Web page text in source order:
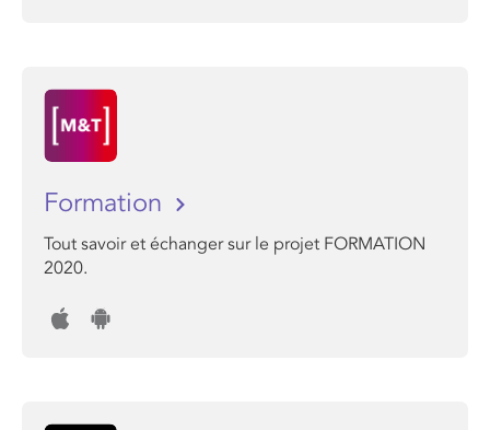
Formation
Tout savoir et échanger sur le projet FORMATION
2020.